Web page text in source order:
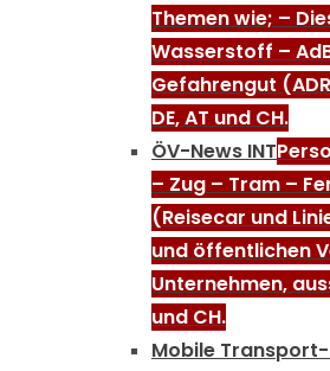
Themen wie; –
Wasserstoff –
Gefahrengut
DE, AT und CH.
ÖV-News INT
– Zug – Tram –
(Reisecar und
und öffentlichen
Unternehmen,
und CH.
Mobile